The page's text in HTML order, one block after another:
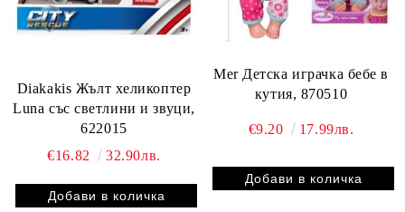
Diakakis Жълт хеликоптер
Luna със светлини и звуци,
622015
€16.82
32.90лв.
Mer Детска играчка бебе в
кутия, 870510
€9.20 17.99лв.